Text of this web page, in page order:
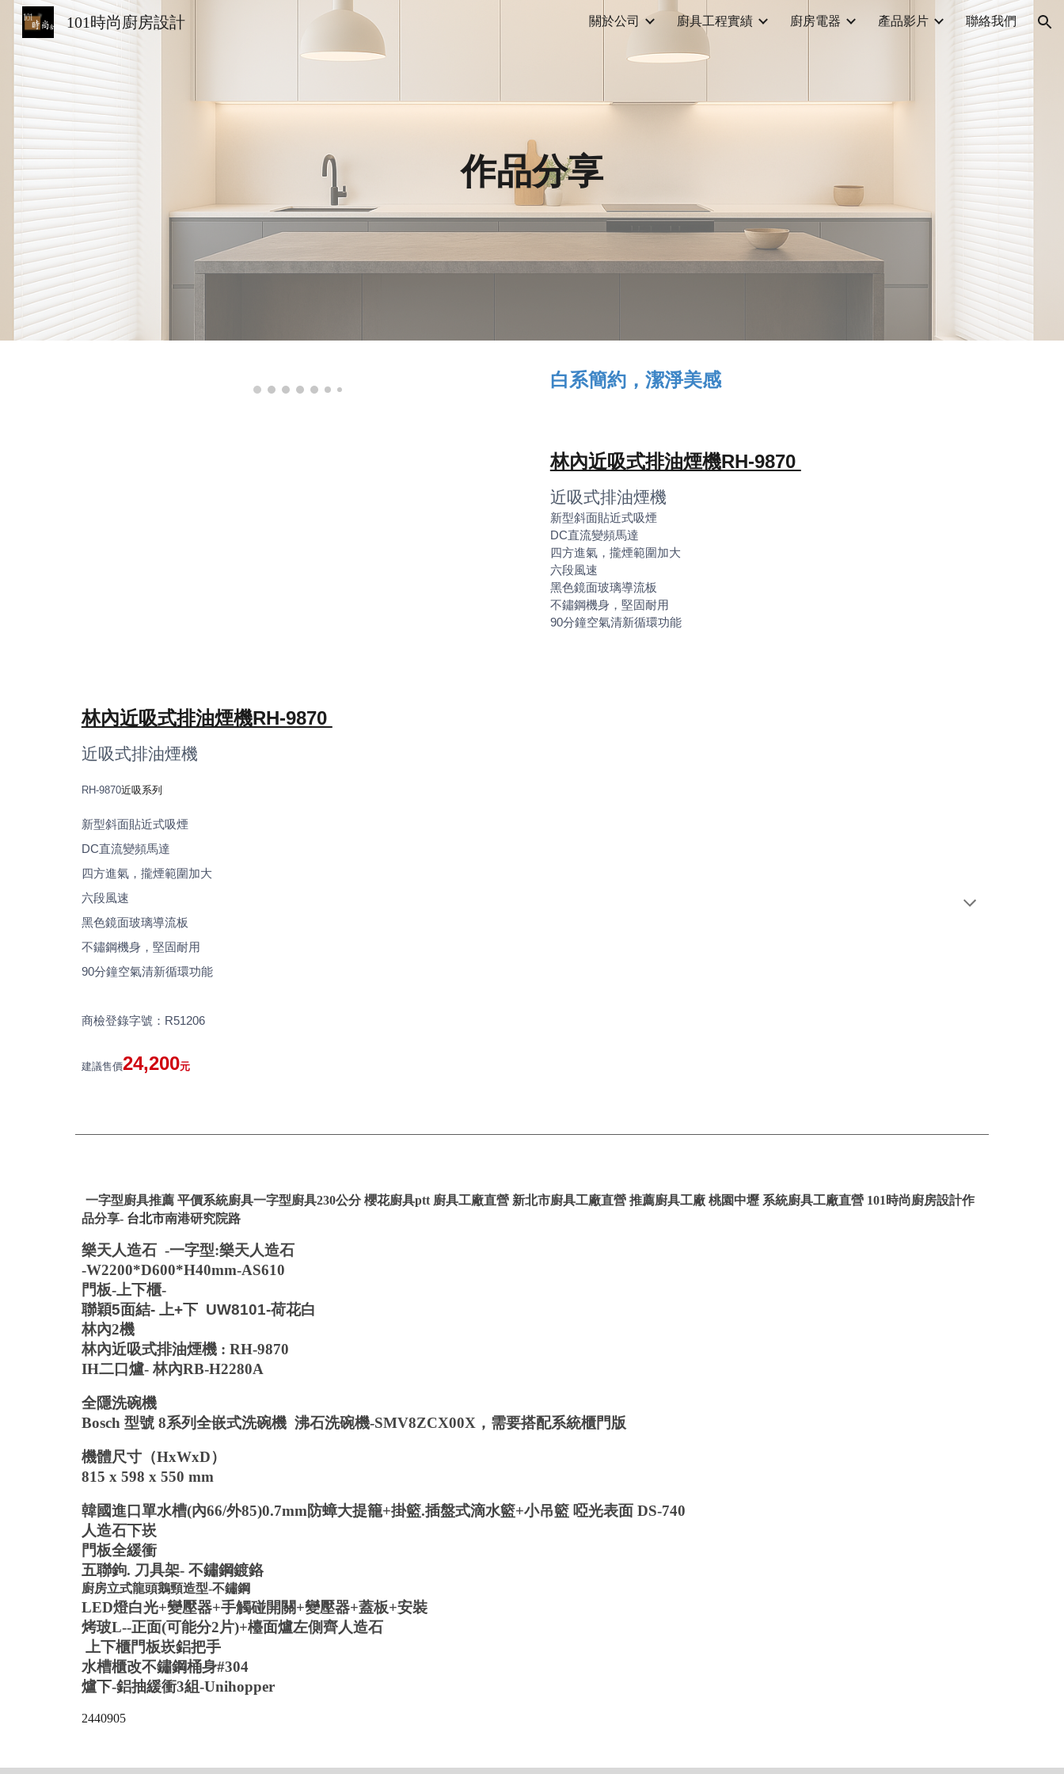
Skip to main content Skip to navigation
101時尚廚房設計 關於公司 廚具工程實績 廚房電器 產品影片 聯絡我們
作品分享
白系簡約，潔淨美感
林內近吸式排油煙機RH-9870
近吸式排油煙機
新型斜面貼近式吸煙
DC直流變頻馬達
四方進氣，攏煙範圍加大
六段風速
黑色鏡面玻璃導流板
不鏽鋼機身，堅固耐用
90分鐘空氣清新循環功能
林內近吸式排油煙機RH-9870
近吸式排油煙機
RH-9870近吸系列
新型斜面貼近式吸煙
DC直流變頻馬達
四方進氣，攏煙範圍加大
六段風速
黑色鏡面玻璃導流板
不鏽鋼機身，堅固耐用
90分鐘空氣清新循環功能
商檢登錄字號：R51206
建議售價24,200元
一字型廚具推薦 平價系統廚具一字型廚具230公分 櫻花廚具ptt 廚具工廠直營 新北市廚具工廠直營 推薦廚具工廠 桃園中壢 系統廚具工廠直營 101時尚廚房設計作
品分享- 台北市南港研究院路
樂天人造石 -一字型:樂天人造石
-W2200*D600*H40mm-AS610
門板-上下櫃-
聯穎5面結- 上+下 UW8101-荷花白
林內2機
林內近吸式排油煙機 : RH-9870
IH二口爐- 林內RB-H2280A
全隱洗碗機
Bosch 型號 8系列全嵌式洗碗機 沸石洗碗機-SMV8ZCX00X，需要搭配系統櫃門版
機體尺寸（HxWxD）
815 x 598 x 550 mm
韓國進口單水槽(內66/外85)0.7mm防蟑大提籠+掛籃.插盤式滴水籃+小吊籃 啞光表面 DS-740
人造石下崁
門板全緩衝
五聯鉤. 刀具架- 不鏽鋼鍍鉻
廚房立式龍頭鵝頸造型-不鏽鋼
LED燈白光+變壓器+手觸碰開關+變壓器+蓋板+安裝
烤玻L--正面(可能分2片)+檯面爐左側齊人造石
上下櫃門板崁鋁把手
水槽櫃改不鏽鋼桶身#304
爐下-鋁抽緩衝3組-Unihopper
2440905